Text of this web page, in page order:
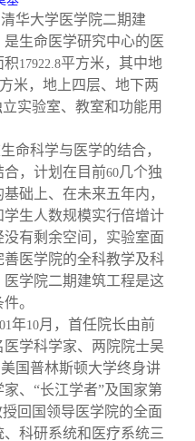
华大学医学院二期建
生命医学研究中心的医
积17922.8平方米，其中地
米，地上四层、地下两
实验室、教室和功能用
命科学与医学的结合，
合，计划在目前60几个独
础上、在未来五年内，
生人数规模实行倍增计
有剩余空间，实验室面
医学院的全科教学及科
学院二期建筑工程是这
。
年10月，首任院长由前
学科学家、两院院士吴
国普林斯顿大学终身讲
、“长江学者”及国家第
回国领导医学院的全面
科研系统和医疗系统三